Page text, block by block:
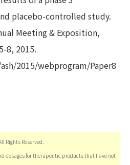
placebo-controlled study.
Meeting & Exposition,
8, 2015.
2015/webprogram/Paper8
Rights Reserved.
dosages for therapeutic products that have not